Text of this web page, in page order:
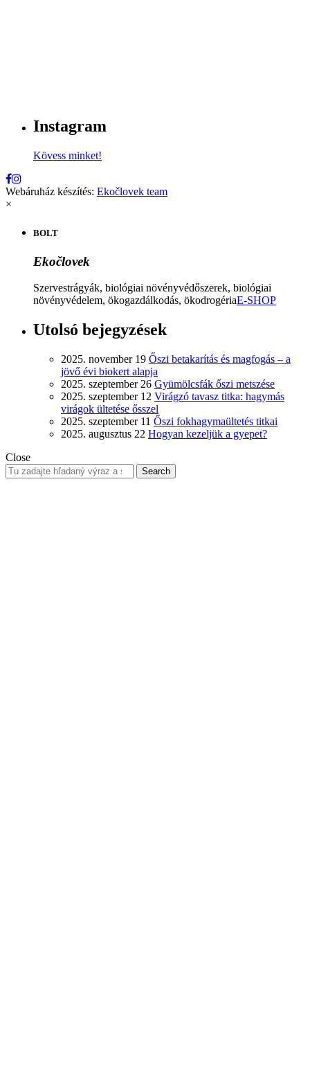
Instagram
Kövess minket!
Webáruház készítés: Ekočlovek team
×
BOLT
Ekočlovek
Szervestrágyák, biológiai növényvédőszerek, biológiai
növényvédelem, ökogazdálkodás, ökodrogériaE-SHOP
Utolsó bejegyzések
2025. november 19 Őszi betakarítás és magfogás – a
jövő évi biokert alapja
2025. szeptember 26 Gyümölcsfák őszi metszése
2025. szeptember 12 Virágzó tavasz titka: hagymás
virágok ültetése ősszel
2025. szeptember 11 Őszi fokhagymaültetés titkai
2025. augusztus 22 Hogyan kezeljük a gyepet?
Close